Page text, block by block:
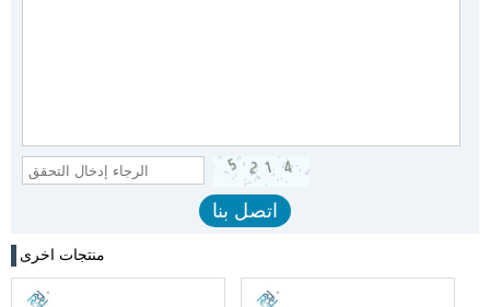
منتجات اخرى